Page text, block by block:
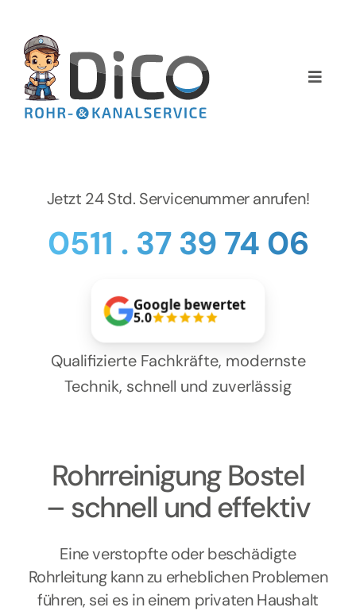
springen
Toggle
Home
NEWS
Kontakt
Jetzt 24 Std. Servicenummer anrufen!
0511 . 37 39 74 06
Google bewertet
5.0
Qualifizierte Fachkräfte, modernste
Technik, schnell und zuverlässig
Rohrreinigung Bostel
– schnell und effektiv
Eine verstopfte oder beschädigte
Rohrleitung kann zu erheblichen Problemen
führen, sei es in einem privaten Haushalt